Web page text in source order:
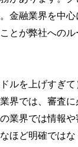
金融業界を中
とが弊社への
ルを上げすぎ
界では、審査
業界では情報
ほど明確では